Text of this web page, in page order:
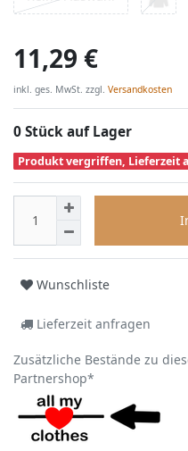
11,29 €
inkl. ges. MwSt. zzgl. Versandkosten
0 Stück auf Lager
Produkt vergriffen, Lieferzeit
Wunschliste
Lieferzeit anfragen
Zusätzliche Bestände zu
Partnershop*